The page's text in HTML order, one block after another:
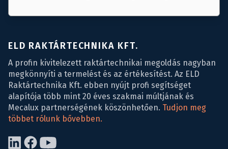
ELD RAKTÁRTECHNIKA KFT.
A profin kivitelezett raktártechnikai megoldás nagyban
megkönnyíti a termelést és az értékesítést. Az ELD
Raktártechnika Kft. ebben nyújt profi segítséget
alapítója több mint 20 éves szakmai múltjának és
Mecalux partnerségének köszönhetően. Tudjon meg
többet rólunk bővebben.